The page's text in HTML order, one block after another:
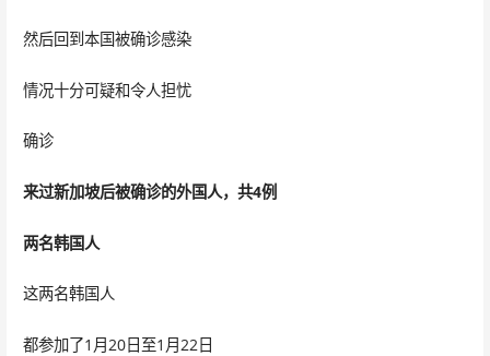
然后回到本国被确诊感染
情况十分可疑和令人担忧
确诊
来过新加坡后被确诊的外国人，共4例
两名韩国人
这两名韩国人
都参加了1月20日至1月22日